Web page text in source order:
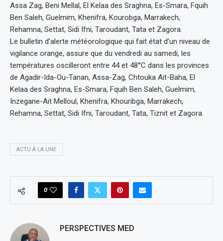
Assa Zag, Beni Mellal, El Kelaa des Sraghna, Es-Smara, Fquih
Ben Saleh, Guelmim, Khenifra, Kourobga, Marrakech,
Rehamna, Settat, Sidi Ifni, Taroudant, Tata et Zagora.
Le bulletin d’alerte météorologique qui fait état d’un niveau de
vigilance orange, assure que du vendredi au samedi, les
températures oscilleront entre 44 et 48°C dans les provinces
de Agadir-Ida-Ou-Tanan, Assa-Zag, Chtouka Ait-Baha, El
Kelaa des Sraghna, Es-Smara, Fquih Ben Saleh, Guelmim,
Inzegane-Ait Melloul, Khenifra, Khouribga, Marrakech,
Rehamna, Settat, Sidi Ifni, Taroudant, Tata, Tiznit et Zagora.
ACTU À LA UNE
0
PERSPECTIVES MED